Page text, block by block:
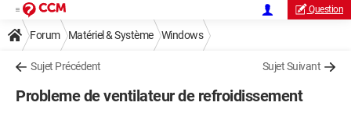
Question
Forum Matériel & Système Windows
Sujet Précédent Sujet Suivant
Probleme de ventilateur de refroidissement